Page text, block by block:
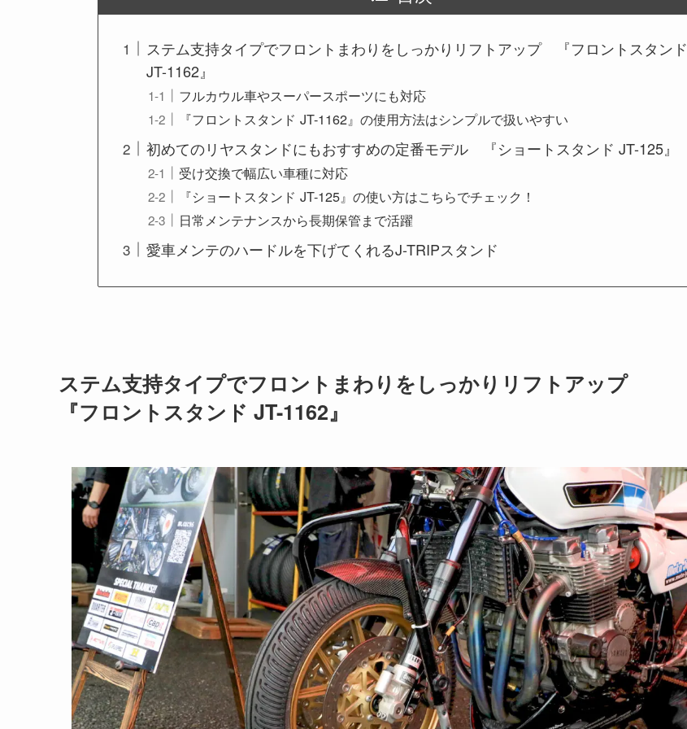
ステム支持タイプでフロントまわりをしっかりリフトアップ 『フロントスタンド
JT-1162』
フルカウル車やスーパースポーツにも対応
『フロントスタンド JT-1162』の使用方法はシンプルで扱いやすい
初めてのリヤスタンドにもおすすめの定番モデル 『ショートスタンド JT-125』
受け交換で幅広い車種に対応
『ショートスタンド JT-125』の使い方はこちらでチェック！
日常メンテナンスから長期保管まで活躍
愛車メンテのハードルを下げてくれるJ-TRIPスタンド
ステム支持タイプでフロントまわりをしっかりリフトアップ
『フロントスタンド JT-1162』